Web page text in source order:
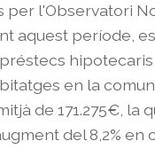
l'Observatori
aquest període,
en la
de 171.275€, la
del 8,2% en